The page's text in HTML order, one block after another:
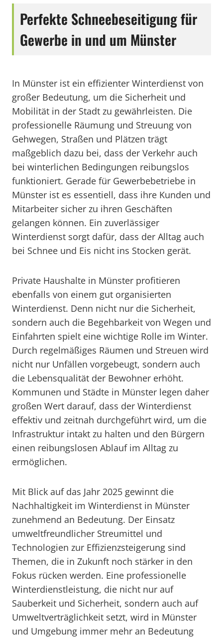
Perfekte Schneebeseitigung für
Gewerbe in und um Münster
In Münster ist ein effizienter Winterdienst von
großer Bedeutung, um die Sicherheit und
Mobilität in der Stadt zu gewährleisten. Die
professionelle Räumung und Streuung von
Gehwegen, Straßen und Plätzen trägt
maßgeblich dazu bei, dass der Verkehr auch
bei winterlichen Bedingungen reibungslos
funktioniert. Gerade für Gewerbebetriebe in
Münster ist es essentiell, dass ihre Kunden und
Mitarbeiter sicher zu ihren Geschäften
gelangen können. Ein zuverlässiger
Winterdienst sorgt dafür, dass der Alltag auch
bei Schnee und Eis nicht ins Stocken gerät.
Private Haushalte in Münster profitieren
ebenfalls von einem gut organisierten
Winterdienst. Denn nicht nur die Sicherheit,
sondern auch die Begehbarkeit von Wegen und
Einfahrten spielt eine wichtige Rolle im Winter.
Durch regelmäßiges Räumen und Streuen wird
nicht nur Unfällen vorgebeugt, sondern auch
die Lebensqualität der Bewohner erhöht.
Kommunen und Städte in Münster legen daher
großen Wert darauf, dass der Winterdienst
effektiv und zeitnah durchgeführt wird, um die
Infrastruktur intakt zu halten und den Bürgern
einen reibungslosen Ablauf im Alltag zu
ermöglichen.
Mit Blick auf das Jahr 2025 gewinnt die
Nachhaltigkeit im Winterdienst in Münster
zunehmend an Bedeutung. Der Einsatz
umweltfreundlicher Streumittel und
Technologien zur Effizienzsteigerung sind
Themen, die in Zukunft noch stärker in den
Fokus rücken werden. Eine professionelle
Winterdienstleistung, die nicht nur auf
Sauberkeit und Sicherheit, sondern auch auf
Umweltverträglichkeit setzt, wird in Münster
und Umgebung immer mehr an Bedeutung